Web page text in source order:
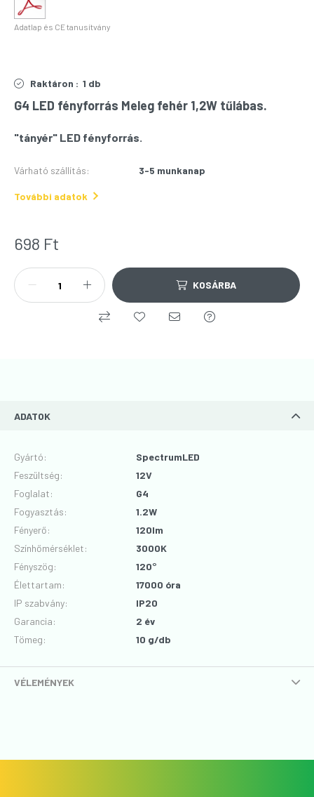
Adatlap és CE tanusítvány
Raktáron : 1 db
G4 LED fényforrás Meleg fehér 1,2W tűlábas.
"tányér" LED fényforrás.
Várható szállítás: 3-5 munkanap
További adatok
698 Ft
KOSÁRBA
ADATOK
Gyártó:
SpectrumLED
Feszültség:
12V
Foglalat:
G4
Fogyasztás:
1.2W
Fényerő:
120lm
Színhőmérséklet:
3000K
Fényszög:
120°
Élettartam:
17000 óra
IP szabvány:
IP20
Garancia:
2 év
Tömeg:
10 g/db
VÉLEMÉNYEK